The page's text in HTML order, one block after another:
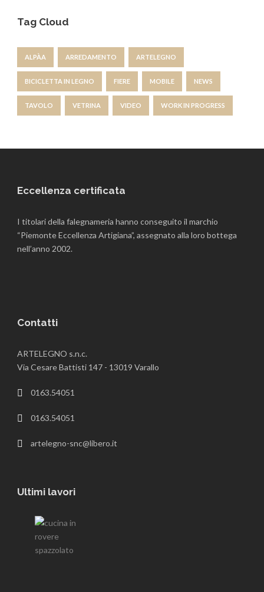
Tag Cloud
ALPÀA ARREDAMENTO ARTELEGNO
BICICLETTA IN LEGNO FIERE MOBILE NEWS
TAVOLO VETRINA VIDEO WORK IN PROGRESS
Eccellenza certificata
I titolari della falegnameria hanno conseguito il marchio
“Piemonte Eccellenza Artigiana”, assegnato alla loro bottega
nell’anno 2002.
Contatti
ARTELEGNO s.n.c.
Via Cesare Battisti 147 - 13019 Varallo
0163.54051
0163.54051
artelegno-snc@libero.it
Ultimi lavori